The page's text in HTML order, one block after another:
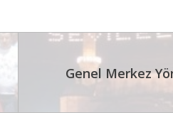
Genel Merkez